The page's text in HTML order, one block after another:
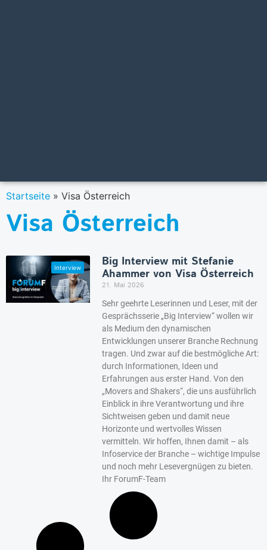
Startseite » Visa Österreich
Visa Österreich
Big Interview mit Stefanie
Ahammer von Visa Österreich
21. Mai 2026
Sehr geehrte Leserinnen und Leser, mit der
Gesprächsserie „Big Interview“ wollen wir
als Medium den dynamischen
Entwicklungen unserer Branche Rechnung
tragen. Und zwar auf die bestmögliche Art:
durch Informationen, Ideen und
Erfahrungen aus erster Hand. Von den
„Movers and Shakers“, die uns ausführlich
Einblick in ihre Verantwortung und ihre
Sichtweisen geben und damit neue
Horizonte und wertvolles Wissen
vermitteln. Wir hoffen, Ihnen damit – als
Infoservice der Branche – wichtige Impulse
und noch mehr Lesevergnügen zu bieten.
Ihr ForumF-Team